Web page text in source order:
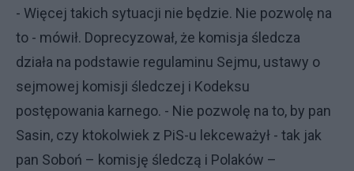
- Więcej takich sytuacji nie będzie. Nie pozwolę na
to - mówił. Doprecyzował, że komisja śledcza
działa na podstawie regulaminu Sejmu, ustawy o
sejmowej komisji śledczej i Kodeksu
postępowania karnego. - Nie pozwolę na to, by pan
Sasin, czy ktokolwiek z PiS-u lekceważył - tak jak
pan Soboń – komisję śledczą i Polaków –